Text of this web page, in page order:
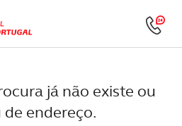
já não existe ou
endereço.